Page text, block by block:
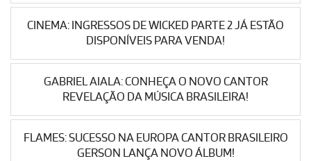
CINEMA: INGRESSOS DE WICKED PARTE 2 JÁ ESTÃO
DISPONÍVEIS PARA VENDA!
GABRIEL AIALA: CONHEÇA O NOVO CANTOR
REVELAÇÃO DA MÚSICA BRASILEIRA!
FLAMES: SUCESSO NA EUROPA CANTOR BRASILEIRO
GERSON LANÇA NOVO ÁLBUM!